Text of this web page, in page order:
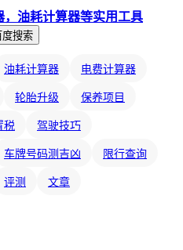
度搜索
油耗计算器 电费计算器
轮胎升级 保养项目
税 驾驶技巧
车牌号码测吉凶 限行查询
评测 文章